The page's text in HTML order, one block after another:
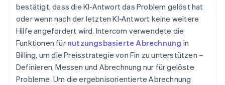
bestätigt, dass die KI-Antwort das Problem gelöst hat
oder wenn nach der letzten KI-Antwort keine weitere
Hilfe angefordert wird. Intercom verwendete die
Funktionen für nutzungsbasierte Abrechnung in
Billing, um die Preisstrategie von Fin zu unterstützen –
Definieren, Messen und Abrechnung nur für gelöste
Probleme. Um die ergebnisorientierte Abrechnung